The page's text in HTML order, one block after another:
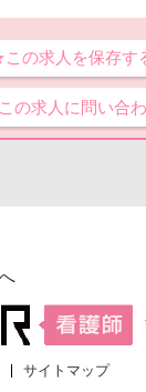
の求人を保存す
この求人に問い合
サイトマップ